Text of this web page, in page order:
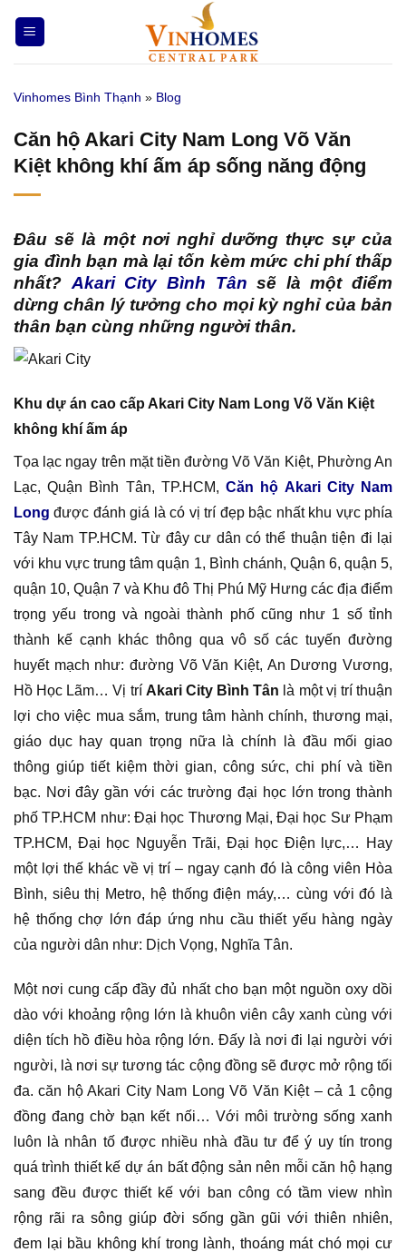
qua
nội
Vinhomes Bình Thạnh » Blog
Căn hộ Akari City Nam Long Võ Văn
Kiệt không khí ấm áp sống năng động
Đâu sẽ là một nơi nghỉ dưỡng thực sự của
gia đình bạn mà lại tốn kèm mức chi phí thấp
nhất? Akari City Bình Tân sẽ là một điểm
dừng chân lý tưởng cho mọi kỳ nghỉ của bản
thân bạn cùng những người thân.
Khu dự án cao cấp Akari City Nam Long Võ Văn Kiệt
không khí ấm áp
Tọa lạc ngay trên mặt tiền đường Võ Văn Kiệt, Phường An
Lạc, Quận Bình Tân, TP.HCM,Căn hộ Akari City Nam
Long được đánh giá là có vị trí đẹp bậc nhất khu vực phía
Tây Nam TP.HCM. Từ đây cư dân có thể thuận tiện đi lại
với khu vực trung tâm quận 1, Bình chánh, Quận 6, quận 5,
quận 10, Quận 7 và Khu đô Thị Phú Mỹ Hưng các địa điểm
trọng yếu trong và ngoài thành phố cũng như 1 số tỉnh
thành kế cạnh khác thông qua vô số các tuyến đường
huyết mạch như: đường Võ Văn Kiệt, An Dương Vương,
Hồ Học Lãm… Vị trí Akari City Bình Tân là một vị trí thuận
lợi cho việc mua sắm, trung tâm hành chính, thương mại,
giáo dục hay quan trọng nữa là chính là đầu mối giao
thông giúp tiết kiệm thời gian, công sức, chi phí và tiền
bạc. Nơi đây gần với các trường đại học lớn trong thành
phố TP.HCM như: Đại học Thương Mại, Đại học Sư Phạm
TP.HCM, Đại học Nguyễn Trãi, Đại học Điện lực,… Hay
một lợi thế khác về vị trí – ngay cạnh đó là công viên Hòa
Bình, siêu thị Metro, hệ thống điện máy,… cùng với đó là
hệ thống chợ lớn đáp ứng nhu cầu thiết yếu hàng ngày
của người dân như: Dịch Vọng, Nghĩa Tân.
Một nơi cung cấp đầy đủ nhất cho bạn một nguồn oxy dồi
dào với khoảng rộng lớn là khuôn viên cây xanh cùng với
diện tích hồ điều hòa rộng lớn. Đấy là nơi đi lại người với
người, là nơi sự tương tác cộng đồng sẽ được mở rộng tối
đa. căn hộ Akari City Nam Long Võ Văn Kiệt – cả 1 cộng
đồng đang chờ bạn kết nối… Với môi trường sống xanh
luôn là nhân tố được nhiều nhà đầu tư để ý uy tín trong
quá trình thiết kế dự án bất động sản nên mỗi căn hộ hạng
sang đều được thiết kế với ban công có tầm view nhìn
rộng rãi ra sông giúp đời sống gần gũi với thiên nhiên,
đem lại bầu không khí trong lành, thoáng mát chó mọi cư